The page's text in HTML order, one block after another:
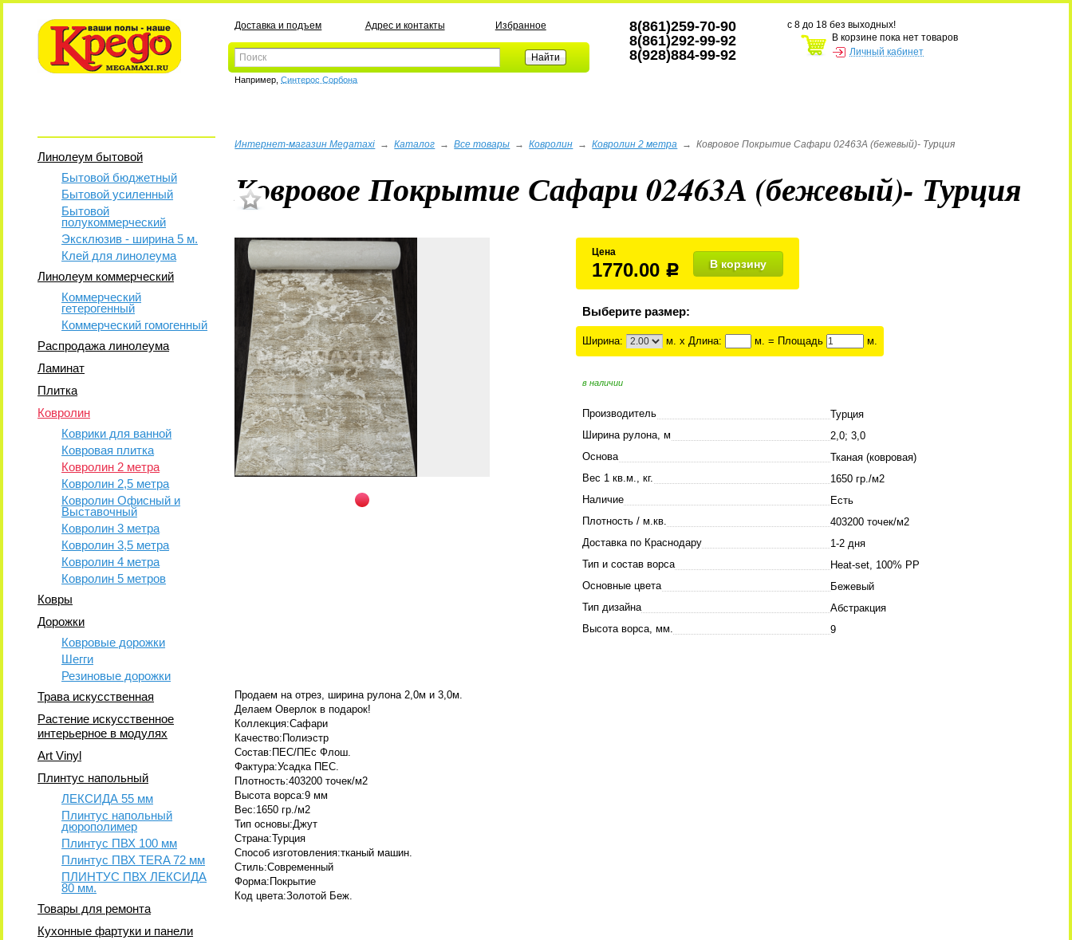
Доставка и подъем Адрес и контакты Избранное
Например,Синтерос Сорбона
8(861)259-70-90
8(861)292-99-92
8(928)884-99-92
с 8 до 18 без выходных!
В корзине пока нет товаров
Личный кабинет
Линолеум бытовой
Бытовой бюджетный
Бытовой усиленный
Бытовой
полукоммерческий
Эксклюзив - ширина 5 м.
Клей для линолеума
Линолеум коммерческий
Коммерческий
гетерогенный
Коммерческий гомогенный
Распродажа линолеума
Ламинат
Плитка
Ковролин
Коврики для ванной
Ковровая плитка
Ковролин 2 метра
Ковролин 2,5 метра
Ковролин Офисный и
Выставочный
Ковролин 3 метра
Ковролин 3,5 метра
Ковролин 4 метра
Ковролин 5 метров
Ковры
Дорожки
Ковровые дорожки
Шегги
Резиновые дорожки
Трава искусственная
Растение искусственное
интерьерное в модулях
Art Vinyl
Плинтус напольный
ЛЕКСИДА 55 мм
Плинтус напольный
дюрополимер
Плинтус ПВХ 100 мм
Плинтус ПВХ TERA 72 мм
ПЛИНТУС ПВХ ЛЕКСИДА
80 мм.
Товары для ремонта
Кухонные фартуки и панели
Интернет-магазин Megamaxi →Каталог →Все товары →Ковролин →Ковролин 2 метра →Ковровое Покрытие Сафари 02463А (бежевый)- Турция
Ковровое Покрытие Сафари 02463А (бежевый)- Турция
Цена
1770.00 Р В корзину
Выберите размер:
Ширина: м. x Длина: м. = Площадь м.
в наличии
Производитель
Турция
Ширина рулона, м
2,0; 3,0
Основа
Тканая (ковровая)
Вес 1 кв.м., кг.
1650 гр./м2
Наличие
Есть
Плотность / м.кв.
403200 точек/м2
Доставка по Краснодару
1-2 дня
Тип и состав ворса
Heat-set, 100% PP
Основные цвета
Бежевый
Тип дизайна
Абстракция
Высота ворса, мм.
9
Продаем на отрез, ширина рулона 2,0м и 3,0м.
Делаем Оверлок в подарок!
Коллекция:Сафари
Качество:Полиэстр
Состав:ПЕС/ПЕс Флош.
Фактура:Усадка ПЕС.
Плотность:403200 точек/м2
Высота ворса:9 мм
Вес:1650 гр./м2
Тип основы:Джут
Страна:Турция
Способ изготовления:тканый машин.
Стиль:Современный
Форма:Покрытие
Код цвета:Золотой Беж.